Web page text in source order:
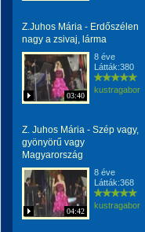
Z.Juhos Mária - Erdőszélen
nagy a zsivaj, lárma
03:40
8 éve
Látták:380
kustragabor
Z. Juhos Mária - Szép vagy,
gyönyörű vagy
Magyarország
04:42
8 éve
Látták:368
kustragabor